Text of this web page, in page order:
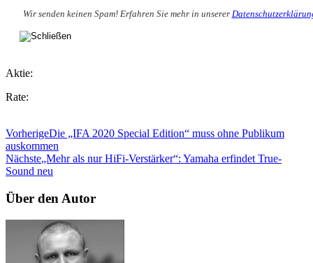
Wir senden keinen Spam! Erfahren Sie mehr in unserer
Aktie:
Rate:
VorherigeDie „IFA 2020 Special Edition“ muss ohne Publikum
auskommen
Nächste„Mehr als nur HiFi-Verstärker“: Yamaha erfindet True-
Sound neu
Über den Autor